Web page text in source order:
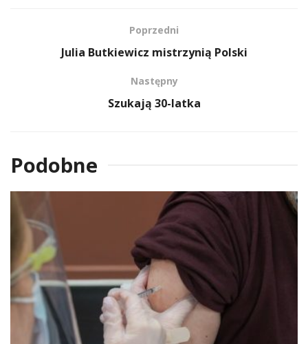
Poprzedni
Julia Butkiewicz mistrzynią Polski
Następny
Szukają 30-latka
Podobne